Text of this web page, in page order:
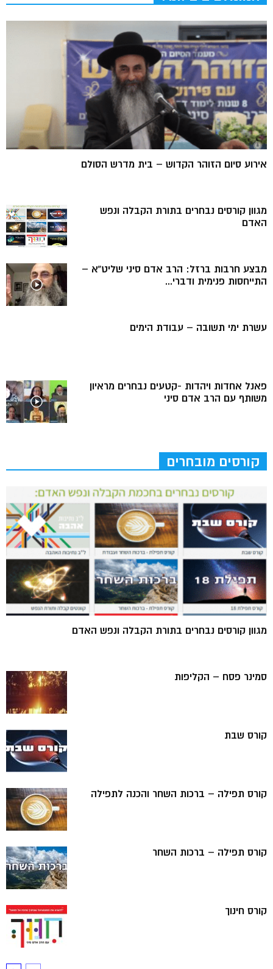
אירוע סיום הזוהר הקדוש – בית מדרש הסולם
מגוון קורסים נבחרים בתורת הקבלה ונפש
האדם
מבצע חרבות ברזל: הרב אדם סיני שליט”א –
התייחסות פנימית ודברי...
עשרת ימי תשובה – עבודת הימים
פאנל אחדות ויהדות -קטעים נבחרים מראיון
משותף עם הרב אדם סיני
קורסים מובחרים
מגוון קורסים נבחרים בתורת הקבלה ונפש האדם
סמינר פסח – הקליפות
קורס שבת
קורס תפילה – ברכות השחר והכנה לתפילה
קורס תפילה – ברכות השחר
קורס חינוך